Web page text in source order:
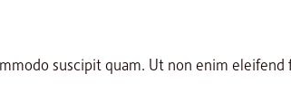
suscipit quam. Ut non enim